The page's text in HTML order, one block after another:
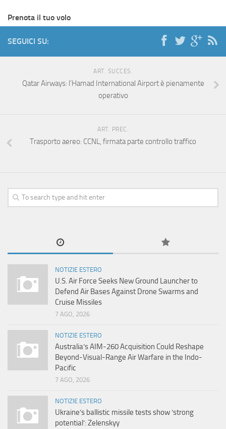
Prenota il tuo volo
SEGUICI SU:
ART. SUCCES.
Qatar Airways: l’Hamad International Airport è pienamente
operativo
ART. PREC.
Trasporto aereo: CCNL, firmata parte controllo traffico
NOTIZIE ESTERO
U.S. Air Force Seeks New Ground Launcher to
Defend Air Bases Against Drone Swarms and
Cruise Missiles
7 AGO, 2026
NOTIZIE ESTERO
Australia’s AIM-260 Acquisition Could Reshape
Beyond-Visual-Range Air Warfare in the Indo-
Pacific
7 AGO, 2026
NOTIZIE ESTERO
Ukraine’s ballistic missile tests show ‘strong
potential’: Zelenskyy